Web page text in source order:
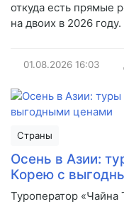
откуда есть прямые
на двоих в 2026 году.
01.08.2026 16:03
Страны
Осень в Азии:
Корею с
Туроператор «Чайна